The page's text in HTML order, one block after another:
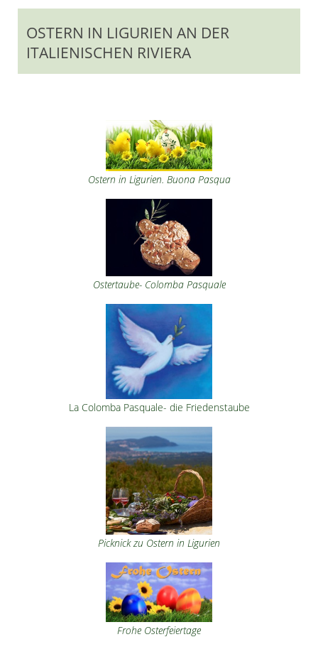
OSTERN IN LIGURIEN AN DER
ITALIENISCHEN RIVIERA
Ostern in Ligurien. Buona Pasqua
Ostertaube- Colomba Pasquale
La Colomba Pasquale- die Friedenstaube
Picknick zu Ostern in Ligurien
Frohe Osterfeiertage